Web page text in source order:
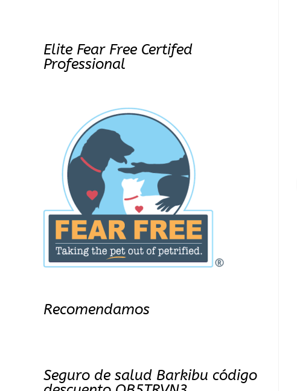
Elite Fear Free Certifed
Professional
Recomendamos
Seguro de salud Barkibu código